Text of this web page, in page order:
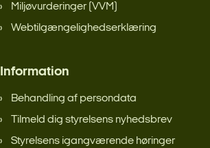
Miljøvurderinger (VVM)
Webtilgængelighedserklæring
Information
Behandling af persondata
Tilmeld dig styrelsens nyhedsbrev
Styrelsens igangværende høringer